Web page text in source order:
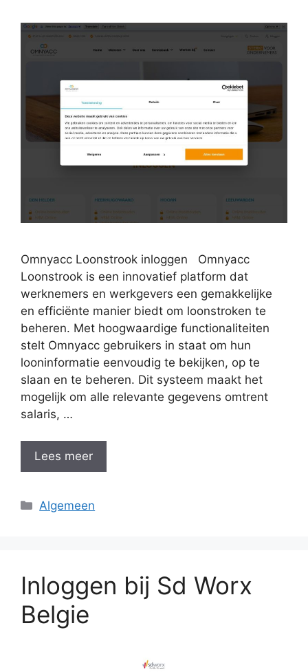
Omnyacc Loonstrook inloggen Omnyacc
Loonstrook is een innovatief platform dat
werknemers en werkgevers een gemakkelijke
en efficiënte manier biedt om loonstroken te
beheren. Met hoogwaardige functionaliteiten
stelt Omnyacc gebruikers in staat om hun
looninformatie eenvoudig te bekijken, op te
slaan en te beheren. Dit systeem maakt het
mogelijk om alle relevante gegevens omtrent
salaris, …
Lees meer
Categorieën
Algemeen
Inloggen bij Sd Worx
Belgie